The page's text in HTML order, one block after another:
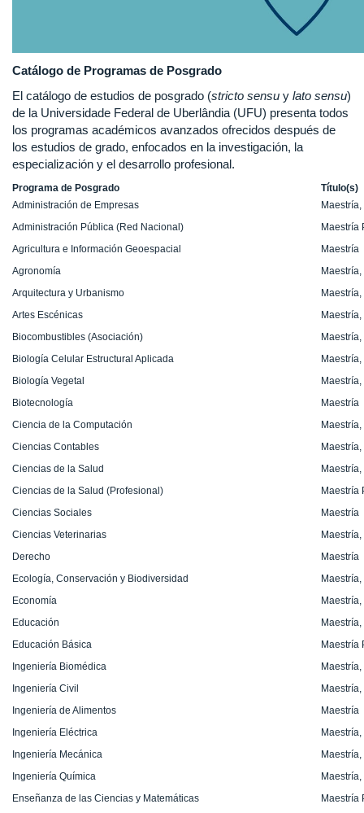
Catálogo de Programas de Posgrado
El catálogo de estudios de posgrado (stricto sensu y lato sensu)
de la Universidade Federal de Uberlândia (UFU) presenta todos
los programas académicos avanzados ofrecidos después de
los estudios de grado, enfocados en la investigación, la
especialización y el desarrollo profesional.
Programa de Posgrado
Título(s)
Administración de Empresas
Administración Pública (Red Nacional)
Maestría
Agricultura e Información Geoespacial
Maestría
Agronomía
Arquitectura y Urbanismo
Artes Escénicas
Biocombustibles (Asociación)
Biología Celular Estructural Aplicada
Biología Vegetal
Biotecnología
Maestría
Ciencia de la Computación
Ciencias Contables
Ciencias de la Salud
Ciencias de la Salud (Profesional)
Maestría
Ciencias Sociales
Maestría
Ciencias Veterinarias
Derecho
Maestría
Ecología, Conservación y Biodiversidad
Economía
Educación
Educación Básica
Maestría
Ingeniería Biomédica
Ingeniería Civil
Ingeniería de Alimentos
Maestría
Ingeniería Eléctrica
Ingeniería Mecánica
Ingeniería Química
Enseñanza de las Ciencias y Matemáticas
Maestría